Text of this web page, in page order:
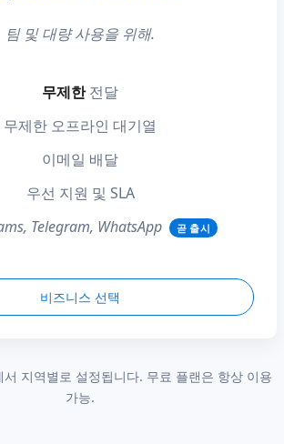
팀 및 대량 사용을 위해.
무제한전달
무제한 오프라인 대기열
이메일 배달
우선 지원 및 SLA
Telegram, WhatsApp
곧 출시
비즈니스 선택
지역별로 설정됩니다. 무료 플랜은 항상 이용
가능.